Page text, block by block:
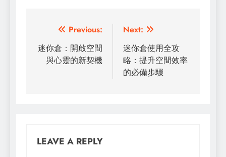
Post
navigation
Previous:
迷你倉：開啟空間
與心靈的新契機
Next:
迷你倉使用全攻
略：提升空間效率
的必備步驟
LEAVE A REPLY